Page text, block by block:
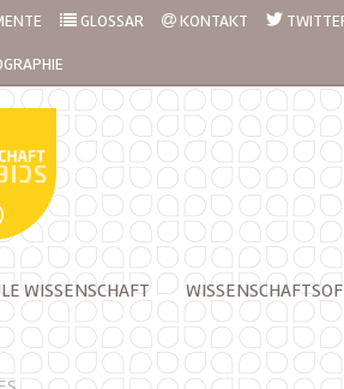
GLOSSAR KONTAKT
WISSENSCHAFT